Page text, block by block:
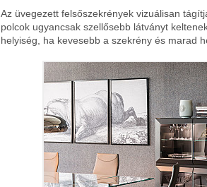
Az üvegezett felsőszekrények vizuálisan
polcok ugyancsak szellősebb látványt
helyiség, ha kevesebb a szekrény és marad